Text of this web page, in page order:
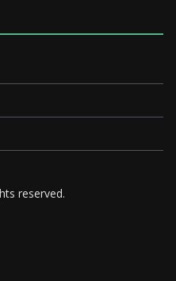
reserved.